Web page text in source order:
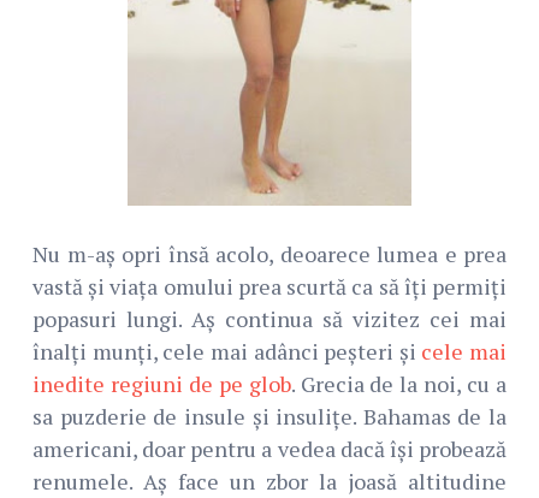
Nu m-aș opri însă acolo, deoarece lumea e prea
vastă și viața omului prea scurtă ca să îți permiți
popasuri lungi. Aș continua să vizitez cei mai
înalți munți, cele mai adânci peșteri și cele mai
inedite regiuni de pe glob. Grecia de la noi, cu a
sa puzderie de insule și insulițe. Bahamas de la
americani, doar pentru a vedea dacă își probează
renumele. Aș face un zbor la joasă altitudine